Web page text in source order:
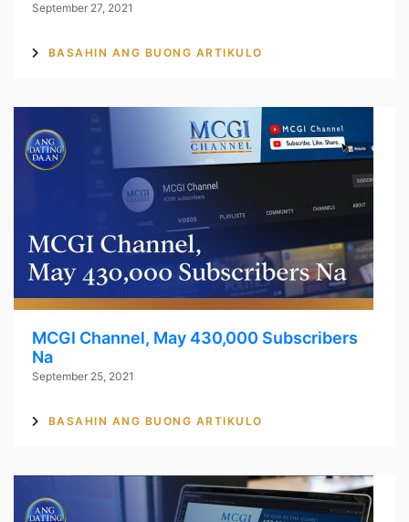
September 27, 2021
BASAHIN ANG BUONG ARTIKULO
MCGI Channel, May 430,000 Subscribers
Na
September 25, 2021
BASAHIN ANG BUONG ARTIKULO